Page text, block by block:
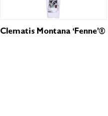
Clematis Montana ‘Fenne’®